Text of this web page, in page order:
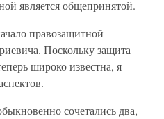
является общепринятой.
правозащитной
Поскольку защита
широко известна, я
сочетались два,